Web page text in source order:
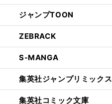
ジャンプTOON
ZEBRACK
S-MANGA
集英社ジャンプリミックス
集英社コミック文庫